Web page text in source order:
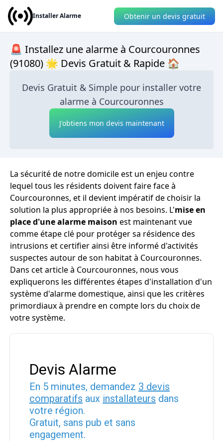
Installer Alarme Obtenir un devis gratuit
🚨 Installez une alarme à Courcouronnes
(91080) 🌟 Devis Gratuit & Rapide 🏠
Devis Gratuit & Simple pour installer votre
alarme à Courcouronnes
J'obtiens mon devis maintenant
La sécurité de notre domicile est un enjeu contre
lequel tous les résidents doivent faire face à
Courcouronnes, et il devient impératif de choisir la
solution la plus appropriée à nos besoins. L'mise en
place d'une alarme maison est maintenant vue
comme étape clé pour protéger sa résidence des
intrusions et certifier ainsi être informé d'activités
suspectes autour de son habitat à Courcouronnes.
Dans cet article à Courcouronnes, nous vous
expliquerons les différentes étapes d'installation d'un
système d'alarme domestique, ainsi que les critères
primordiaux à prendre en compte lors du choix de
votre système.
Devis Alarme
En 5 minutes, demandez 3 devis
comparatifs aux installateurs dans
votre région.
Gratuit, sans pub et sans
engagement.